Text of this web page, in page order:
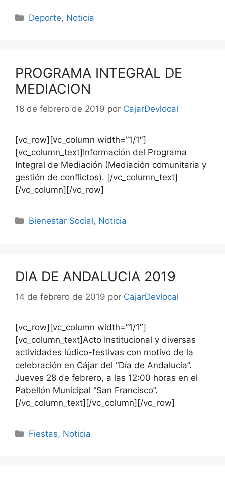
Deporte, Noticia
PROGRAMA INTEGRAL DE
MEDIACION
18 de febrero de 2019 por CajarDevlocal
[vc_row][vc_column width=”1/1″]
[vc_column_text]Información del Programa
Integral de Mediación (Mediación comunitaria y
gestión de conflictos). [/vc_column_text]
[/vc_column][/vc_row]
Bienestar Social, Noticia
DIA DE ANDALUCIA 2019
14 de febrero de 2019 por CajarDevlocal
[vc_row][vc_column width=”1/1″]
[vc_column_text]Acto Institucional y diversas
actividades lúdico-festivas con motivo de la
celebración en Cájar del “Día de Andalucía”.
Jueves 28 de febrero, a las 12:00 horas en el
Pabellón Municipal “San Francisco”.
[/vc_column_text][/vc_column][/vc_row]
Fiestas, Noticia